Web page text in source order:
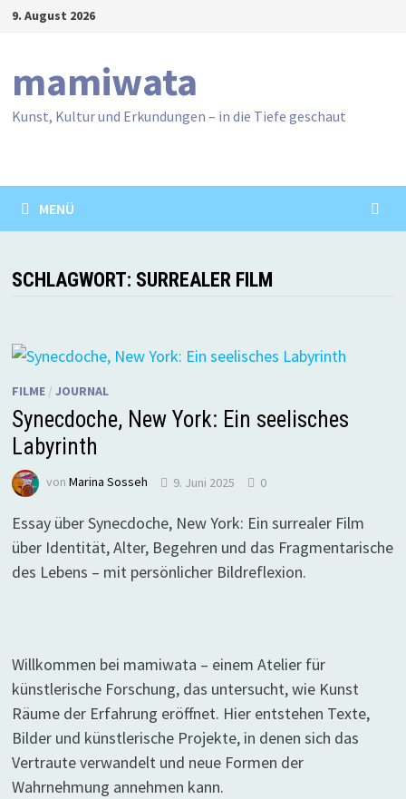
Zum9. August 2026
mamiwata
Kunst, Kultur und Erkundungen – in die Tiefe geschaut
MENÜ
SCHLAGWORT: SURREALER FILM
FILME/ JOURNAL
Synecdoche, New York: Ein seelisches
Labyrinth
von Marina Sosseh 9. Juni 2025 0
Essay über Synecdoche, New York: Ein surrealer Film
über Identität, Alter, Begehren und das Fragmentarische
des Lebens – mit persönlicher Bildreflexion.
Willkommen bei mamiwata – einem Atelier für
künstlerische Forschung, das untersucht, wie Kunst
Räume der Erfahrung eröffnet. Hier entstehen Texte,
Bilder und künstlerische Projekte, in denen sich das
Vertraute verwandelt und neue Formen der
Wahrnehmung annehmen kann.